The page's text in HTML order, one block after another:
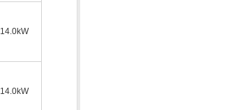
14.0kW
14.0kW